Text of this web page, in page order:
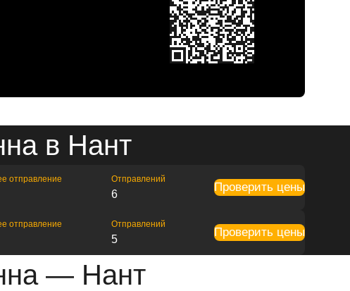
в Нант
отправление Отправлений
6
Проверить цены
отправление Отправлений
5
Проверить цены
— Нант